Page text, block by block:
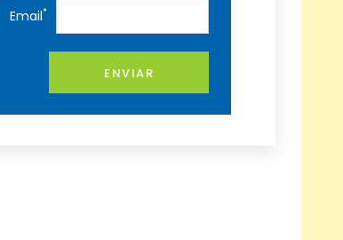
Email*
ENVIAR